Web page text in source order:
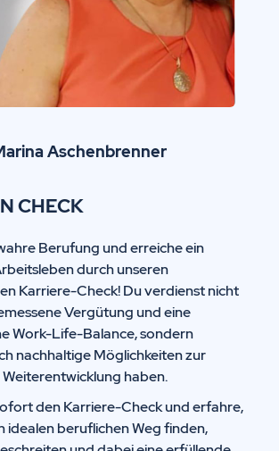
Aschenbrenner
CHECK
Berufung und erreiche ein
durch unseren
Karriere-Check! Du verdienst nicht
Vergütung und eine
Work-Life-Balance, sondern
nachhaltige Möglichkeiten zur
haben.
den Karriere-Check und erfahre,
idealen beruflichen Weg finden,